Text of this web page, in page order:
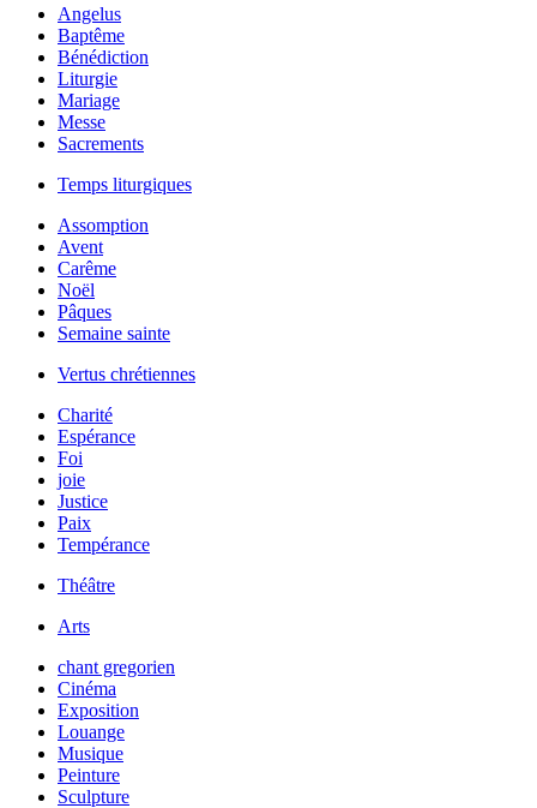
Angelus
Baptême
Bénédiction
Liturgie
Mariage
Messe
Sacrements
Temps liturgiques
Assomption
Avent
Carême
Noël
Pâques
Semaine sainte
Vertus chrétiennes
Charité
Espérance
Foi
joie
Justice
Paix
Tempérance
Théâtre
Arts
chant gregorien
Cinéma
Exposition
Louange
Musique
Peinture
Sculpture